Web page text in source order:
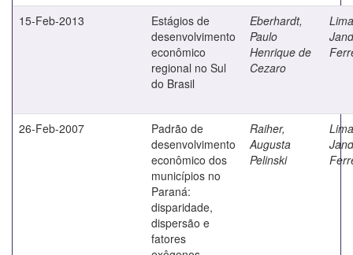
15-Feb-2013
Estágios de
desenvolvimento
econômico
regional no Sul
do Brasil
Eberhardt,
Paulo
Henrique de
Cezaro
26-Feb-2007
Padrão de
desenvolvimento
econômico dos
municípios no
Paraná:
disparidade,
dispersão e
fatores
Raiher,
Augusta
Pelinski